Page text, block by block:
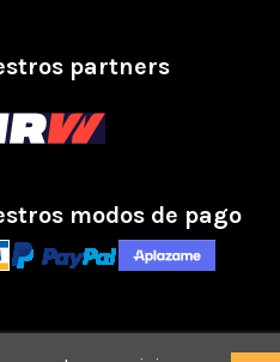
partners
modos de pago